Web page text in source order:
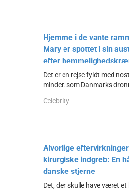
Hjemme i de vante
Mary er spottet i sin
efter
Det er en rejse fyldt med
minder, som Danmarks
Celebrity
Alvorlige
kirurgiske indgreb: En
danske stjerne
Det, der skulle have været